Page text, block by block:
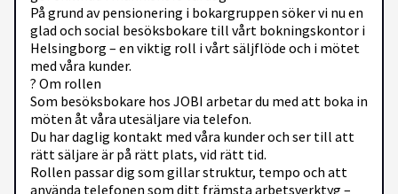
På grund av pensionering i bokargruppen söker vi nu en
glad och social besöksbokare till vårt bokningskontor i
Helsingborg – en viktig roll i vårt säljflöde och i mötet
med våra kunder.
? Om rollen
Som besöksbokare hos JOBI arbetar du med att boka in
möten åt våra utesäljare via telefon.
Du har daglig kontakt med våra kunder och ser till att
rätt säljare är på rätt plats, vid rätt tid.
Rollen passar dig som gillar struktur, tempo och att
använda telefonen som ditt främsta arbetsverktyg –